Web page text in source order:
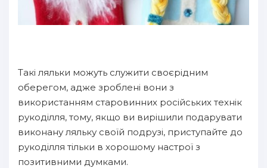
Такі ляльки можуть служити своєрідним
оберегом, адже зроблені вони з
використанням старовинних російських технік
рукоділля, тому, якщо ви вирішили подарувати
виконану ляльку своїй подрузі, приступайте до
рукоділля тільки в хорошому настрої з
позитивними думками.